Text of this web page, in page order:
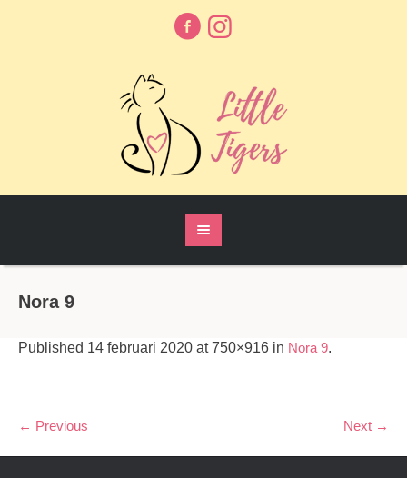
Nora 9
Published 14 februari 2020 at 750×916 in Nora 9.
← Previous Next →